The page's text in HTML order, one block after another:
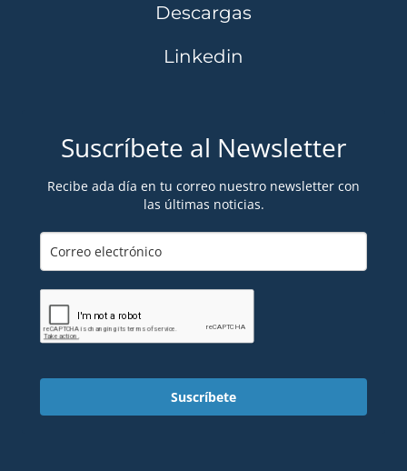
Descargas
Linkedin
Suscríbete al Newsletter
Recibe ada día en tu correo nuestro newsletter con
las últimas noticias.
Suscríbete